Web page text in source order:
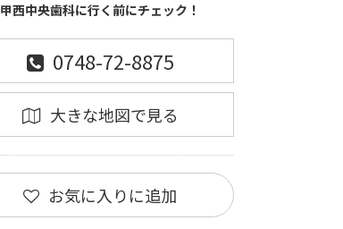
甲西中央歯科に行く前にチェック！
0748-72-8875
大きな地図で見る
お気に入りに追加